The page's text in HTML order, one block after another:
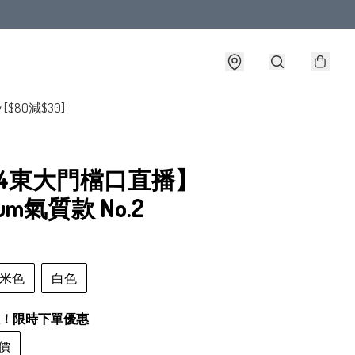
[$80減$30]
東大門檔口直播】
氣質款 No.2
米色 白色
限時下單優惠